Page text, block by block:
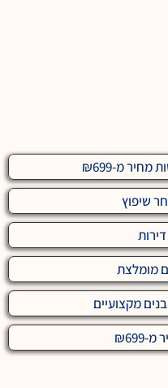
מ-₪699
שיפוץ
מומלצת
מקצועיים
₪699